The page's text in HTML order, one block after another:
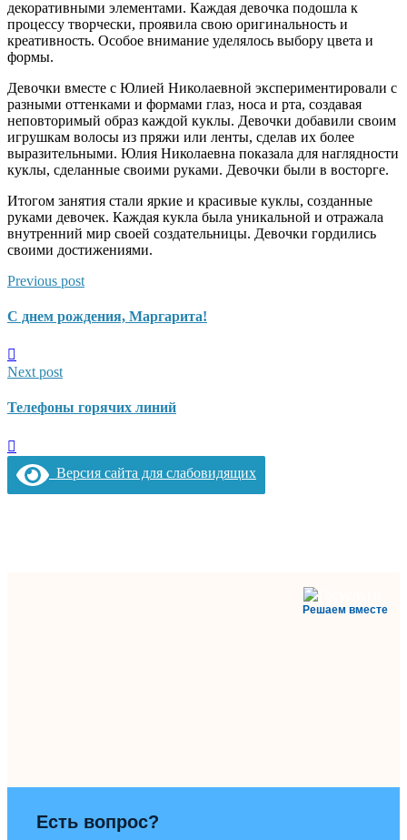
декоративными элементами. Каждая девочка подошла к
процессу творчески, проявила свою оригинальность и
креативность. Особое внимание уделялось выбору цвета и
формы.
Девочки вместе с Юлией Николаевной экспериментировали с
разными оттенками и формами глаз, носа и рта, создавая
неповторимый образ каждой куклы. Девочки добавили своим
игрушкам волосы из пряжи или ленты, сделав их более
выразительными. Юлия Николаевна показала для наглядности
куклы, сделанные своими руками. Девочки были в восторге.
Итогом занятия стали яркие и красивые куклы, созданные
руками девочек. Каждая кукла была уникальной и отражала
внутренний мир своей создательницы. Девочки гордились
своими достижениями.
Previous post
С днем рождения, Маргарита!
Next post
Телефоны горячих линий
Версия сайта для слабовидящих
Решаем вместе
Есть вопрос?